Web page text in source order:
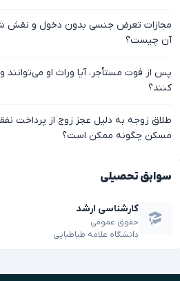
مجازات تعرض جنسی بدون دخول و نقش
آن چیست؟
پس از فوت مستأجر، آیا وراث او می‌توانند
کنند؟
طلاق زوجه به دلیل عجز زوج از پرداخت
مسکن چگونه ممکن است؟
سوابق تحصیلی
کارشناسی ارشد
حقوق عمومی
دانشگاه علامه طباطبایی